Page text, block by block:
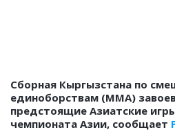
Сборная Кыргызстана по
единоборствам (ММА)
предстоящие Азиатские
чемпионата Азии, сообщает